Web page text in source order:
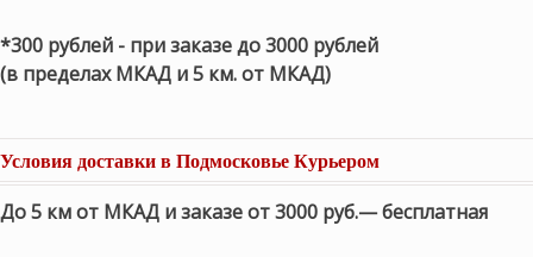
*300 рублей - при заказе до 3000 рублей
(в пределах МКАД и 5 км. от МКАД)
Условия доставки в Подмосковье Курьером
До 5 км от МКАД и заказе от 3000 руб.— бесплатная